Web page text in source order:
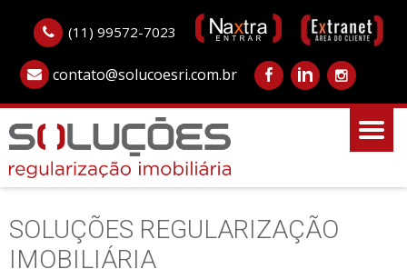
(11) 99572-7023
contato@solucoesri.com.br
SOLUÇÕES REGULARIZAÇÃO
IMOBILIÁRIA